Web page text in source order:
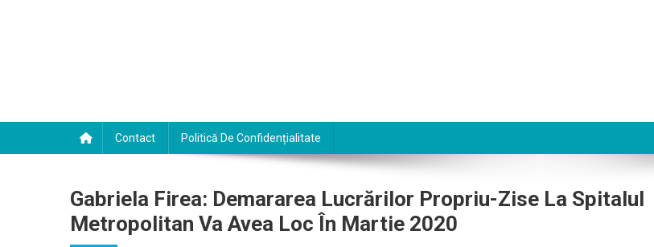
Contact Politică De Confidențialitate
Gabriela Firea: Demararea Lucrărilor Propriu-Zise La Spitalul
Metropolitan Va Avea Loc În Martie 2020